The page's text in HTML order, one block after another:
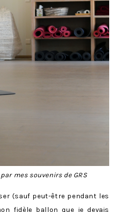
mes souvenirs de GRS
(sauf peut-être pendant les
fidèle ballon que je devais